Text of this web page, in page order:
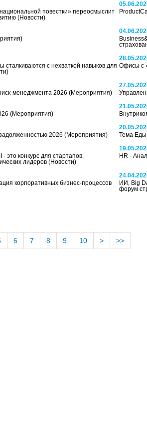
повестки» переосмыслит
(Новости)
сталкиваются с нехваткой навыков для Офисы с
менеджмента 2026 (Мероприятия)
(Мероприятия)
2026 (Мероприятия)
Тема Еды
- это конкурс для стартапов,
лидеров (Новости)
HR -
корпоративных бизнес-процессов
ИИ, Big
форум
6 7 8 9 10 > >>